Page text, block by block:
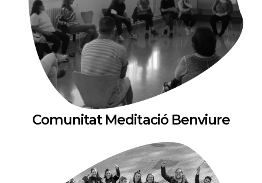
Comunitat Meditació Benviure